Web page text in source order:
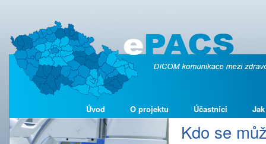
Úvod O projektu Účastníci
Kdo se